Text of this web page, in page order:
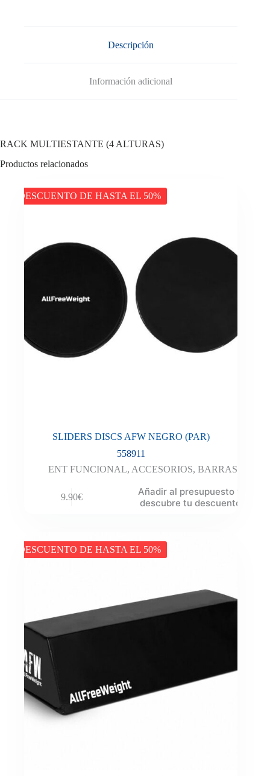
Descripción
Información adicional
RACK MULTIESTANTE (4 ALTURAS)
Productos relacionados
DESCUENTO DE HASTA EL 50%
SLIDERS DISCS AFW NEGRO (PAR)
558911
ENT FUNCIONAL, ACCESORIOS,BARRAS
9.90€
Añadir al presupuesto y
descubre tu descuento
DESCUENTO DE HASTA EL 50%